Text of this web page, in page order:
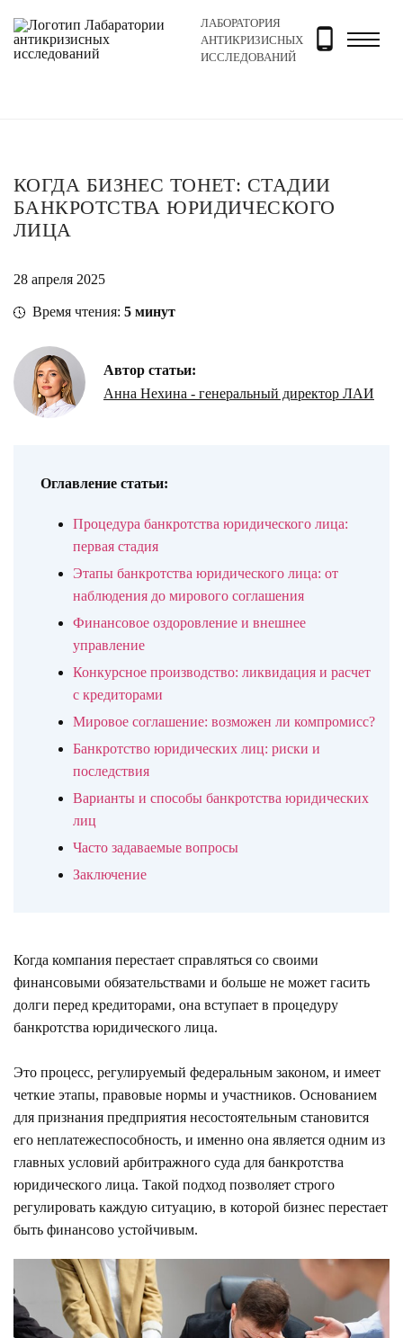
ЛАБОРАТОРИЯ
АНТИКРИЗИСНЫХ
ИССЛЕДОВАНИЙ
Главная Новости и блог Блог Когда бизнес
КОГДА БИЗНЕС ТОНЕТ: СТАДИИ
БАНКРОТСТВА ЮРИДИЧЕСКОГО
ЛИЦА
28 апреля 2025
Время чтения: 5 минут
Автор статьи:
Анна Нехина - генеральный директор ЛАИ
Оглавление статьи:
Процедура банкротства юридического лица:
первая стадия
Этапы банкротства юридического лица: от
наблюдения до мирового соглашения
Финансовое оздоровление и внешнее
управление
Конкурсное производство: ликвидация и расчет
с кредиторами
Мировое соглашение: возможен ли компромисс?
Банкротство юридических лиц: риски и
последствия
Варианты и способы банкротства юридических
лиц
Часто задаваемые вопросы
Заключение
Когда компания перестает справляться со своими
финансовыми обязательствами и больше не может гасить
долги перед кредиторами, она вступает в процедуру
банкротства юридического лица.
Это процесс, регулируемый федеральным законом, и имеет
четкие этапы, правовые нормы и участников. Основанием
для признания предприятия несостоятельным становится
его неплатежеспособность, и именно она является одним из
главных условий арбитражного суда для банкротства
юридического лица. Такой подход позволяет строго
регулировать каждую ситуацию, в которой бизнес перестает
быть финансово устойчивым.